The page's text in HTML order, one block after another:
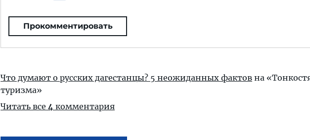
Прокомментировать
Что думают о русских дагестанцы? 5 неожиданных фактов на
туризма»
Читать все 4 комментария